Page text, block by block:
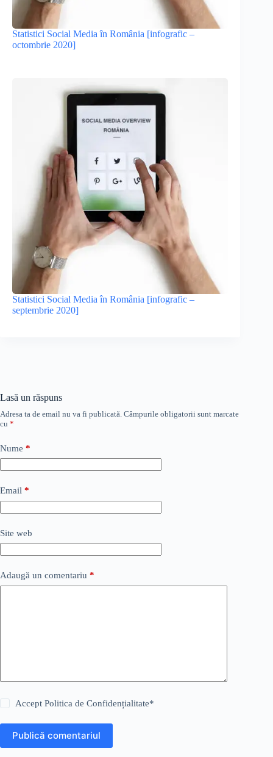
Statistici Social Media în România [infografic –
octombrie 2020]
Statistici Social Media în România [infografic –
septembrie 2020]
Lasă un răspuns
Adresa ta de email nu va fi publicată. Câmpurile obligatorii sunt marcate
cu *
Nume *
Email *
Site web
Adaugă un comentariu *
AcceptPolitica de Confidențialitate*
Publică comentariul